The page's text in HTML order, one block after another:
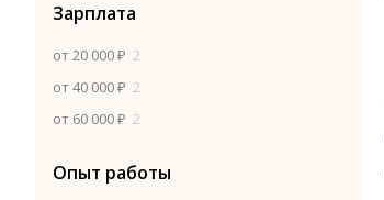
Зарплата
от 20 000 ₽ 2
от 40 000 ₽ 2
от 60 000 ₽ 2
Опыт работы